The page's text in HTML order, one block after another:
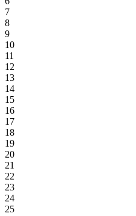
7
8
9
10
11
12
13
14
15
16
17
18
19
20
21
22
23
24
25